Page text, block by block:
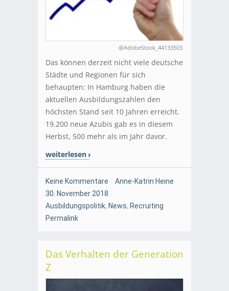
@AdobeStock_44133503
Das können derzeit nicht viele deutsche
Städte und Regionen für sich
behaupten: In Hamburg haben die
aktuellen Ausbildungszahlen den
höchsten Stand seit 10 Jahren erreicht.
19.200 neue Azubis gab es in diesem
Herbst, 500 mehr als im Jahr davor.
weiterlesen
Keine Kommentare
Anne-Katrin Heine
30. November 2018
Ausbildungspolitik, News, Recruiting
Permalink
Das Verhalten der Generation
Z